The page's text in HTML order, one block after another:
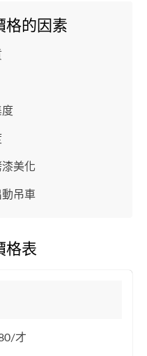
格的因素
美化
吊車
格表
才